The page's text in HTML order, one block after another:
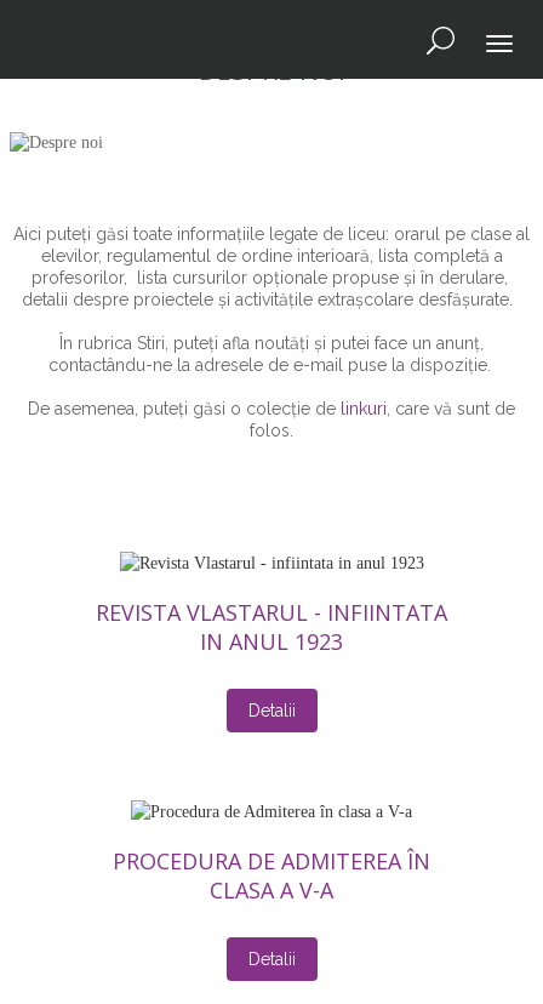
DESPRE NOI
Aici puteți găsi toate informațiile legate de liceu: orarul pe clase al
elevilor, regulamentul de ordine interioară, lista completă a
profesorilor, lista cursurilor opţionale propuse şi în derulare,
detalii despre proiectele și activitățile extrașcolare desfășurate.
În rubrica Stiri, puteți afla noutăți și putei face un anunț,
contactându-ne la adresele de e-mail puse la dispoziție.
De asemenea, puteți găsi o colecție de linkuri , care vă sunt de
folos.
REVISTA VLASTARUL - INFIINTATA
IN ANUL 1923
Detalii
PROCEDURA DE ADMITEREA ÎN
CLASA A V-A
Detalii